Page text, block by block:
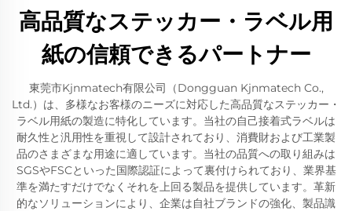
高品質なステッカー・ラベル用
紙の信頼できるパートナー
東莞市Kjnmatech有限公司（Dongguan Kjnmatech Co.,
Ltd.）は、多様なお客様のニーズに対応した高品質なステッカー・
ラベル用紙の製造に特化しています。当社の自己接着式ラベルは
耐久性と汎用性を重視して設計されており、消費財および工業製
品のさまざまな用途に適しています。当社の品質への取り組みは
SGSやFSCといった国際認証によって裏付けられており、業界基
準を満たすだけでなくそれを上回る製品を提供しています。革新
的なソリューションにより、企業は自社ブランドの強化、製品識